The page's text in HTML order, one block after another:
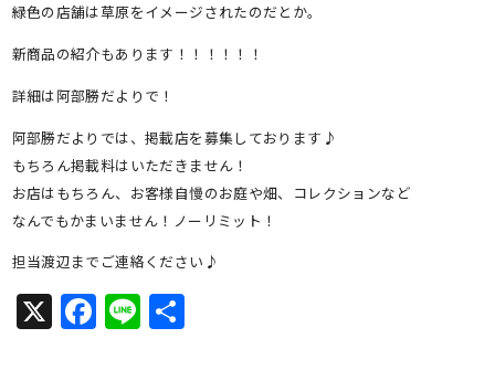
緑色の店舗は草原をイメージされたのだとか。
新商品の紹介もあります！！！！！！
詳細は阿部勝だよりで！
阿部勝だよりでは、掲載店を募集しております♪
もちろん掲載料はいただきません！
お店はもちろん、お客様自慢のお庭や畑、コレクションなど
なんでもかまいません！ノーリミット！
担当渡辺までご連絡ください♪
X Facebook
Line共